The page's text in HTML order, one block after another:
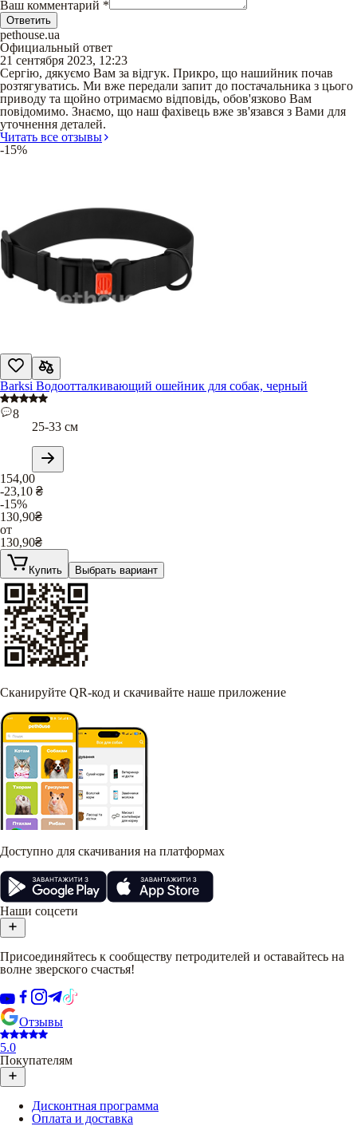
Ваш комментарий *
Ответить
pethouse.ua
Официальный ответ
21 сентября 2023, 12:23
Сергію, дякуємо Вам за відгук. Прикро, що нашийник почав
розтягуватись. Ми вже передали запит до постачальника з цього
приводу та щойно отримаємо відповідь, обов'язково Вам
повідомимо. Знаємо, що наш фахівець вже зв'язався з Вами для
уточнення деталей.
Читать все отзывы
-15%
Barksi Водоотталкивающий ошейник для собак, черный
8
25-33 см
154,00
-23,10 ₴
-15%
130,90₴
от
130,90₴
Купить Выбрать вариант
Сканируйте QR-код и скачивайте наше приложение
Доступно для скачивания на платформах
Наши соцсети
Присоединяйтесь к сообществу петродителей и оставайтесь на
волне зверского счастья!
Отзывы
5.0
Покупателям
Дисконтная программа
Оплата и доставка